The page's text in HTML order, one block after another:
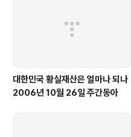
대한민국 황실재산은 얼마나 되나
2006년 10월 26일 주간동아